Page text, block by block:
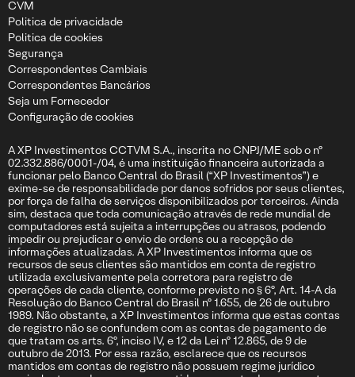
CVM
Politica de privacidade
Politica de cookies
Segurança
Correspondentes Cambiais
Correspondentes Bancários
Seja um Fornecedor
Configuração de cookies
A XP Investimentos CCTVM S.A., inscrita no CNPJ/ME sob o nº
02.332.886/0001-/04, é uma instituição financeira autorizada a
funcionar pelo Banco Central do Brasil (“XP Investimentos”) e
exime-se de responsabilidade por danos sofridos por seus clientes,
por força de falha de serviços disponibilizados por terceiros. Ainda
sim, destaca que toda comunicação através de rede mundial de
computadores está sujeita a interrupções ou atrasos, podendo
impedir ou prejudicar o envio de ordens ou a recepção de
informações atualizadas. A XP Investimentos informa que os
recursos de seus clientes são mantidos em conta de registro
utilizada exclusivamente pela corretora para registro de
operações de cada cliente, conforme previsto no § 6º, Art. 14-A da
Resolução do Banco Central do Brasil nº 1.655, de 26 de outubro
1989. Não obstante, a XP Investimentos informa que estas contas
de registro não se confundem com as contas de pagamento de
que tratam os arts. 6º, inciso IV, e 12 da Lei nº 12.865, de 9 de
outubro de 2013. Por essa razão, esclarece que os recursos
mantidos em contas de registro não possuem regime jurídico